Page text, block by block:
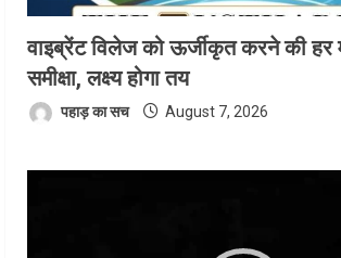
वाइब्रेंट विलेज को ऊर्जीकृत करने की हर
समीक्षा, लक्ष्य होगा तय
पहाड़ का सच August 7, 2026